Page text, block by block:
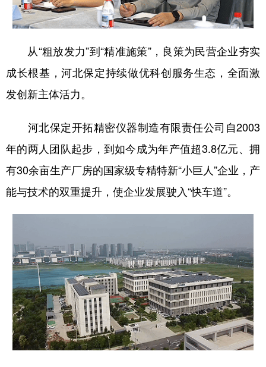
从“粗放发力”到“精准施策”，良策为民营企业夯实
成长根基，河北保定持续做优科创服务生态，全面激
发创新主体活力。
河北保定开拓精密仪器制造有限责任公司自2003
年的两人团队起步，到如今成为年产值超3.8亿元、拥
有30余亩生产厂房的国家级专精特新“小巨人”企业，产
能与技术的双重提升，使企业发展驶入“快车道”。